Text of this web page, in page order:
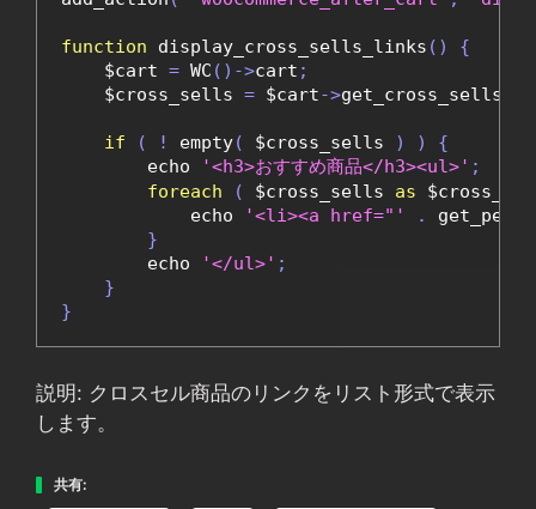
function display_cross_sells_links ()
{
    $cart
= WC ()->cart ;
    $cross_sells
= $cart->get_cross_sells
if ( ! empty( $cross_sells ) )
{
        echo
'<h3>おすすめ商品</h3><ul>' ;
foreach
( $cross_sells as
            echo
'<li><a href="' .
}
        echo
'</ul>' ;
}
}
説明: クロスセル商品のリンクをリスト形式で表示
します。
共有: